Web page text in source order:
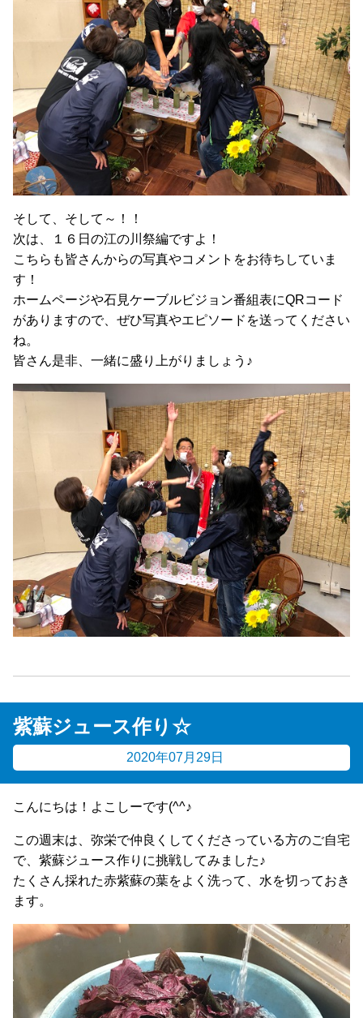
そして、そして～！！
次は、１６日の江の川祭編ですよ！
こちらも皆さんからの写真やコメントをお待ちしていま
す！
ホームページや石見ケーブルビジョン番組表にQRコード
がありますので、ぜひ写真やエピソードを送ってください
ね。
皆さん是非、一緒に盛り上がりましょう♪
紫蘇ジュース作り☆
2020年07月29日
こんにちは！よこしーです(^^♪
この週末は、弥栄で仲良くしてくださっている方のご自宅
で、紫蘇ジュース作りに挑戦してみました♪
たくさん採れた赤紫蘇の葉をよく洗って、水を切っておき
ます。